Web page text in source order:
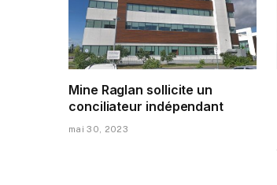
Mine Raglan sollicite un
conciliateur indépendant
mai 30, 2023